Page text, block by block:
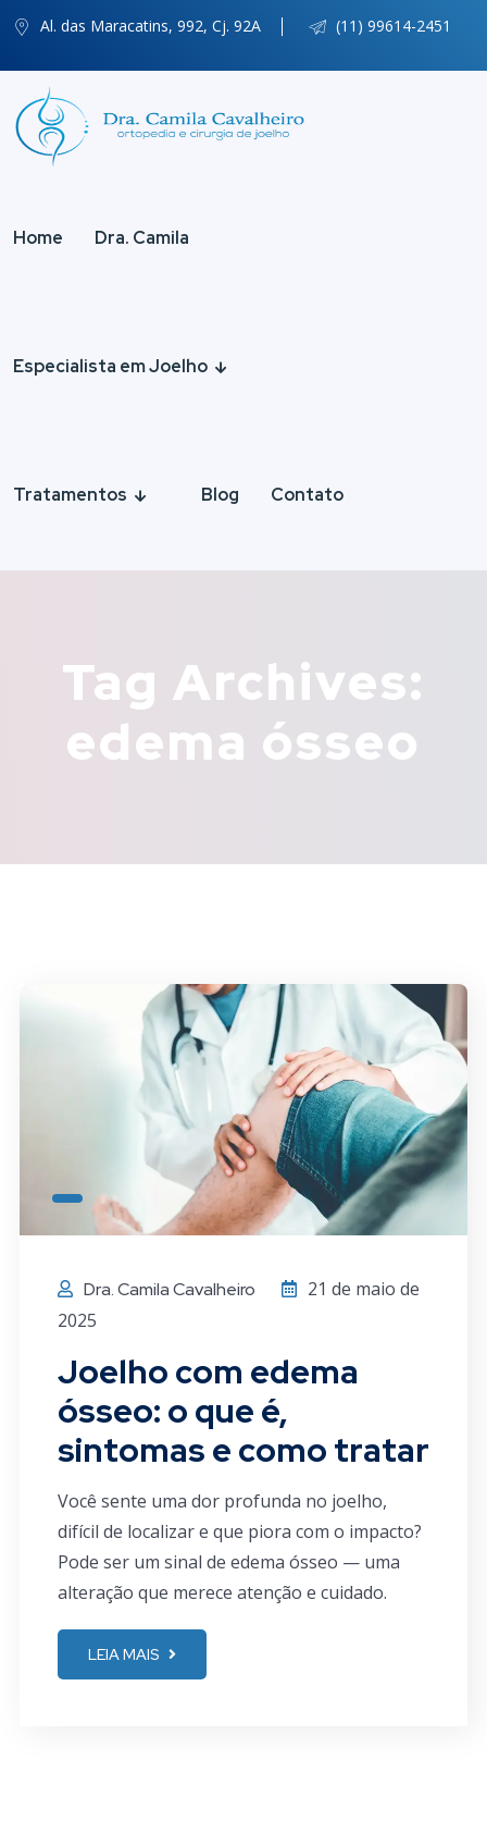
Al. das Maracatins, 992, Cj. 92A (11) 99614-2451
Home Dra. Camila
Especialista em Joelho
Tratamentos Blog Contato
Tag Archives:
edema ósseo
Dra. Camila Cavalheiro
21 de maio de
2025
Joelho com edema
ósseo: o que é,
sintomas e como tratar
Você sente uma dor profunda no joelho,
difícil de localizar e que piora com o impacto?
Pode ser um sinal de edema ósseo — uma
alteração que merece atenção e cuidado.
LEIA MAIS